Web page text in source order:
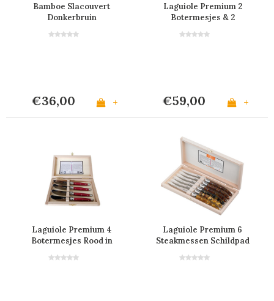
Bamboe Slacouvert
Donkerbruin
€36,00 +
Laguiole Premium 2
Botermesjes & 2
€59,00 +
Laguiole Premium 4
Botermesjes Rood in
Laguiole Premium 6
Steakmessen Schildpad